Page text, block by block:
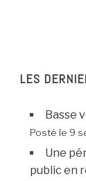
LES
Basse
Posté le 9
Une
public en